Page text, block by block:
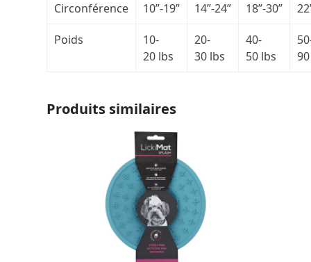
Circonférence 10”-19” 14”-24” 18”-30”
Poids
10-
20 lbs
20-
30 lbs
40-
50 lbs
Produits similaires